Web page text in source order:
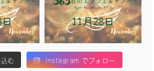
む Instagram でフォロー